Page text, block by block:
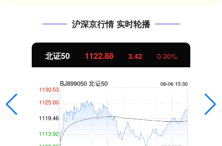
沪深京行情 实时轮播
北证50 1122.88 3.42 0.30%